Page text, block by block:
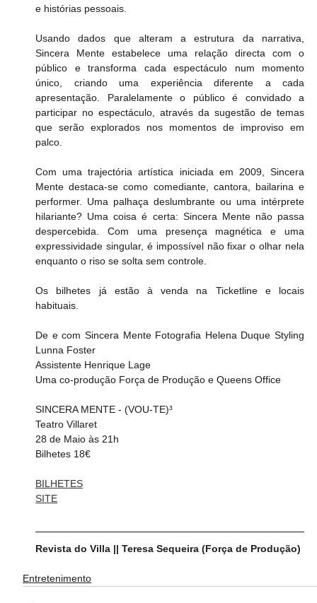
e histórias pessoais.
Usando dados que alteram a estrutura da narrativa,
Sincera Mente estabelece uma relação directa com o
público e transforma cada espectáculo num momento
único, criando uma experiência diferente a cada
apresentação. Paralelamente o público é convidado a
participar no espectáculo, através da sugestão de temas
que serão explorados nos momentos de improviso em
palco.
Com uma trajectória artística iniciada em 2009, Sincera
Mente destaca-se como comediante, cantora, bailarina e
performer. Uma palhaça deslumbrante ou uma intérprete
hilariante? Uma coisa é certa: Sincera Mente não passa
despercebida. Com uma presença magnética e uma
expressividade singular, é impossível não fixar o olhar nela
enquanto o riso se solta sem controle.
Os bilhetes já estão à venda na Ticketline e locais
habituais.
De e com Sincera Mente Fotografia Helena Duque Styling
Lunna Foster
Assistente Henrique Lage
Uma co-produção Força de Produção e Queens Office
SINCERA MENTE - (VOU-TE)³
Teatro Villaret
28 de Maio às 21h
Bilhetes 18€
BILHETES
SITE
Revista do Villa || Teresa Sequeira (Força de Produção)
Entretenimento